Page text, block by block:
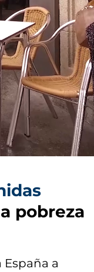
pobreza
a